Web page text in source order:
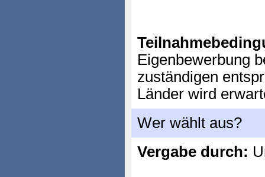
Eigenbewerbung
zuständigen
Länder wird
Wer wählt aus?
Vergabe durch: